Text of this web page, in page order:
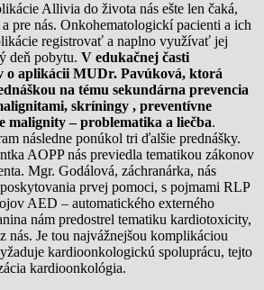
Allivia do života nás ešte len čaká,
pre nás. Onkohematologickí pacienti a ich
registrovať a naplno využívať jej
deň pobytu. V edukačnej časti
o aplikácii MUDr. Pavúková, ktorá
na tému sekundárna prevencia
skríningy , preventívne
malignity – problematika a liečba.
následne ponúkol tri ďalšie prednášky.
AOPP nás previedla tematikou zákonov
Mgr. Godálová, záchranárka, nás
prvej pomoci, s pojmami RLP
AED – automatického externého
nám predostrel tematiku kardiotoxicity,
nás. Je tou najvážnejšou komplikáciou
kardioonkologickú spoluprácu, tejto
kardioonkológia.